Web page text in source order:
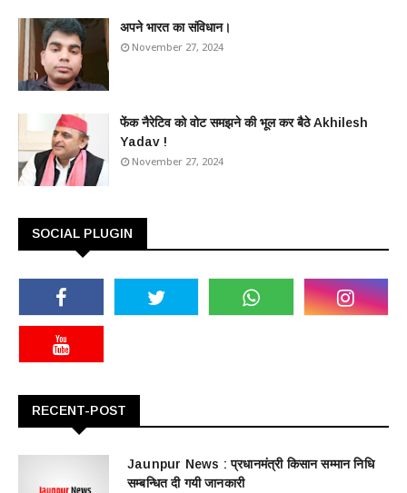
अपने भारत का संविधान।
November 27, 2024
फेंक नैरेटिव को वोट समझने की भूल कर बैठे Akhilesh
Yadav !
November 27, 2024
SOCIAL PLUGIN
RECENT-POST
Jaunpur News : ​प्रधानमंत्री किसान सम्मान निधि
सम्बन्धित दी गयी जानकारी